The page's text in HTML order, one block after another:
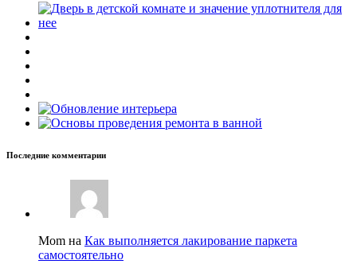
Последние комментарии
Mom на Как выполняется лакирование паркета
самостоятельно